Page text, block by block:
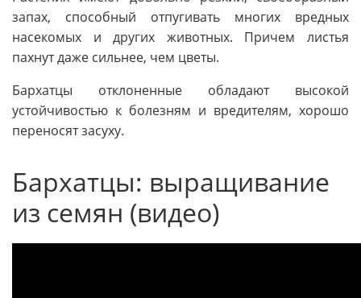
запах, способный отпугивать многих вредных
насекомых и других животных. Причем листья
пахнут даже сильнее, чем цветы.
Бархатцы отклоненные обладают высокой
устойчивостью к болезням и вредителям, хорошо
переносят засуху.
Бархатцы: выращивание
из семян (видео)